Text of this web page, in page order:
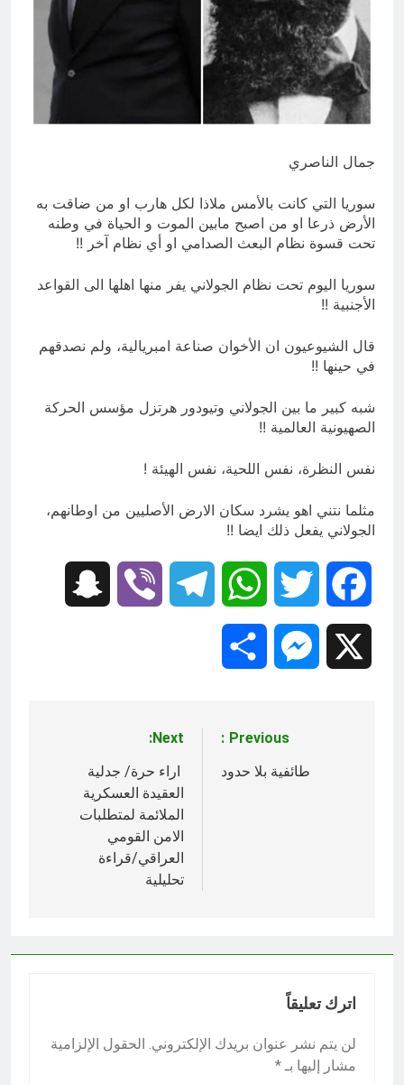
انتهت الحرب… لكن لم ينتهي
جمال الناصري
سوريا التي كانت بالأمس ملاذا لكل هارب او من ضاقت به
الأرض ذرعا او من اصبح مابين الموت و الحياة في وطنه
تحت قسوة نظام البعث الصدامي او أي نظام آخر !!
سوريا اليوم تحت نظام الجولاني يفر منها اهلها الى القواعد
الأجنبية !!
قال الشيوعيون ان الأخوان صناعة امبريالية، ولم نصدقهم
في حينها !!
شبه كبير ما بين الجولاني وتيودور هرتزل مؤسس الحركة
الصهيونية العالمية !!
نفس النظرة، نفس اللحية، نفس الهيئة !
مثلما نتني اهو يشرد سكان الارض الأصليين من اوطانهم،
الجولاني يفعل ذلك ايضا !!
Facebook
Twitter
WhatsApp
Telegram
Viber
Messenger
المقالات
Previous:
طائفية بلا حدود
Next:
اراء حرة/ جدلية
العقيدة العسكرية
الملائمة لمتطلبات
الامن القومي
العراقي/قراءة
تحليلية
اترك تعليقاً
لن يتم نشر عنوان بريدك الإلكتروني. الحقول الإلزامية
مشار إليها بـ *